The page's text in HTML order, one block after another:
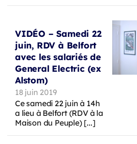
VIDÉO – Samedi 22
juin, RDV à Belfort
avec les salariés de
General Electric (ex
Alstom)
18 juin 2019
Ce samedi 22 juin à 14h
a lieu à Belfort (RDV à la
Maison du Peuple) [...]